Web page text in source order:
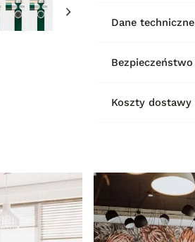
Dane techniczne
Bezpieczeństwo
Koszty dostawy